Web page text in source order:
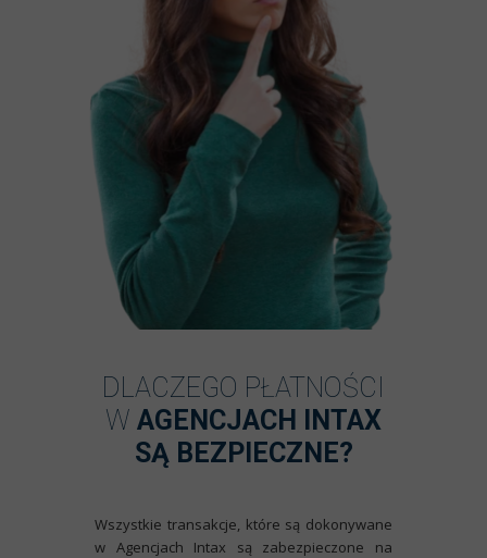
Wszystkie transakcje, które są dokonywane
w Agencjach Intax są zabezpieczone na
DLACZEGO PŁATNOŚCI
W AGENCJACH INTAX
SĄ BEZPIECZNE?